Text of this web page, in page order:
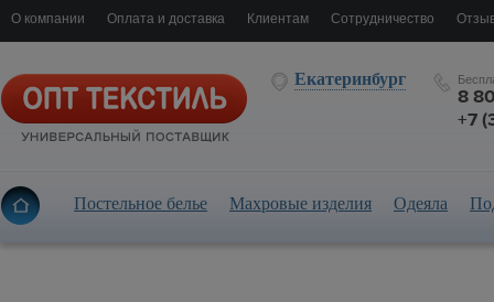
О компании Оплата и доставка Клиентам Сотрудничество
Екатеринбург
8
+7
Постельное белье Махровые изделия Одеяла